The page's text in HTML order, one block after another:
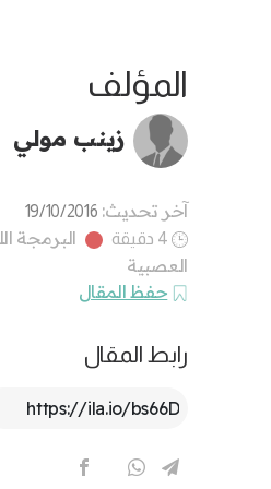
المؤلف
زينب مولي
آخر تحديث: 19/10/2016
4 دقيقة
البرمجة
العصبية
حفظ المقال
رابط المقال